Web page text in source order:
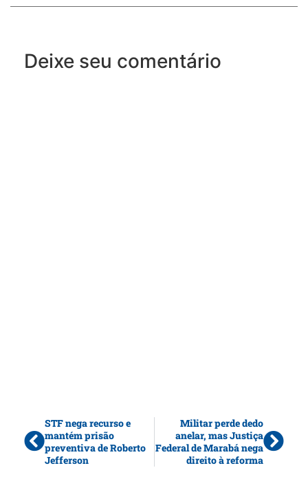
Deixe seu comentário
STF nega recurso e
mantém prisão
preventiva de Roberto
Jefferson
Militar perde dedo
anelar, mas Justiça
Federal de Marabá nega
direito à reforma